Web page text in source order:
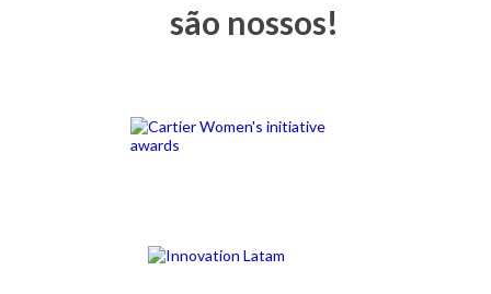
são nossos!